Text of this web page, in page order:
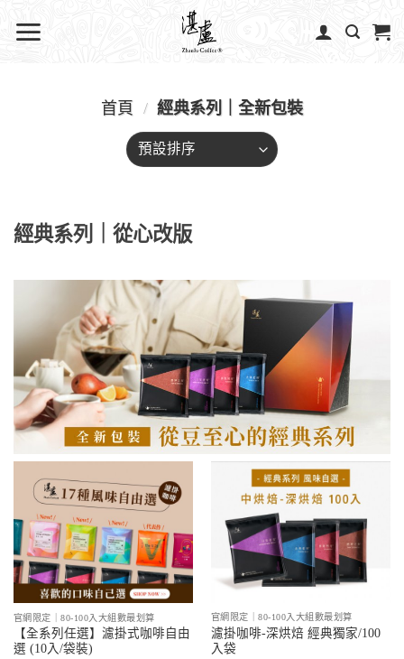
首頁 / 經典系列｜全新包裝
經典系列｜從心改版
官網限定｜80-100入大組數最划算
【全系列任選】濾掛式咖啡自由
選 (10入/袋裝)
官網限定｜80-100入大組數最划算
濾掛咖啡-深烘焙 經典獨家/100
入袋